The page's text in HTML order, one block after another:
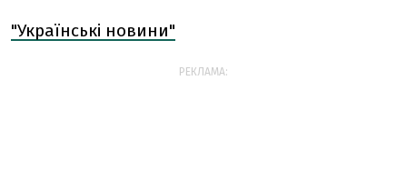
"Українські новини"
РЕКЛАМА: